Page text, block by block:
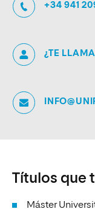
+34 941
¿TE
Títulos que
Máster